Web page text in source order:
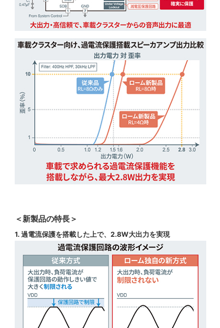
＜新製品の特長＞
1. 過電流保護を搭載した上で、2.8W大出力を実現